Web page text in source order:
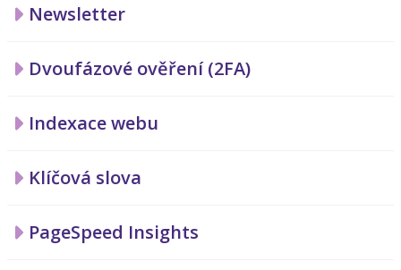
Newsletter
Dvoufázové ověření (2FA)
Indexace webu
Klíčová slova
PageSpeed Insights